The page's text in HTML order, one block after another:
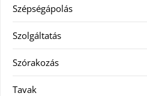
Szépségápolás
Szolgáltatás
Szórakozás
Tavak